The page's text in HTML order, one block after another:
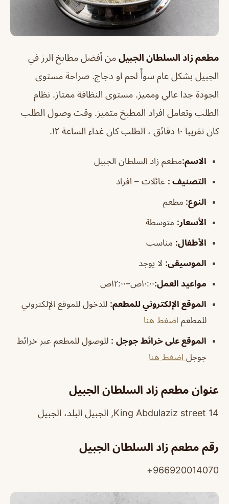
مطعم زاد السلطان الجبيل من أفضل مطابخ الرز في
الجبيل بشكل عام سوأً لحم او دجاج. صراحة مستوى
الجودة جدا عالي ومميز. مستوى النظافة ممتاز. نظام
الطلب وتعامل افراد المطبخ متميز. وقت وصول الطلب
كان تقريبا ١٠ دقائق ، الطلب كان غداء الساعة ١٢.
الاسم:مطعم زاد السلطان الجبيل
التصنيف : عائلات – افراد
النوع: مطعم
الأسعار: متوسطة
الأطفال: مناسب
الموسيقى: لا يوجد
مواعيد العمل:١٠:٠٠ص–١٢:٠٠ص
الموقع الإلكتروني للمطعم: للدخول للموقع الإلكتروني
للمطعم اضغط هنا
الموقع على خرائط جوجل : للوصول للمطعم عبر خرائط
جوجل اضغط هنا
عنوان مطعم زاد السلطان الجبيل
14 King Abdulaziz street, الجبيل البلد، الجبيل
رقم مطعم زاد السلطان الجبيل
966920014070+